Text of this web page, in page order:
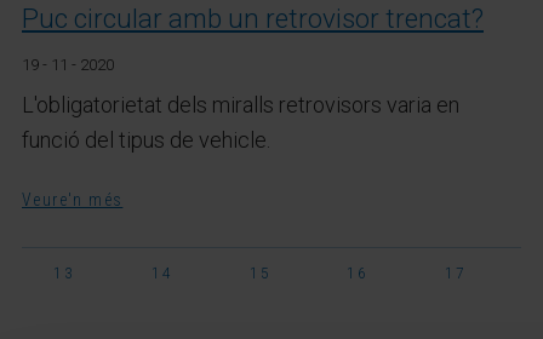
Puc circular amb un retrovisor trencat?
19 - 11 - 2020
L'obligatorietat dels miralls retrovisors varia en
funció del tipus de vehicle.
Veure'n més
13 14 15 16 17